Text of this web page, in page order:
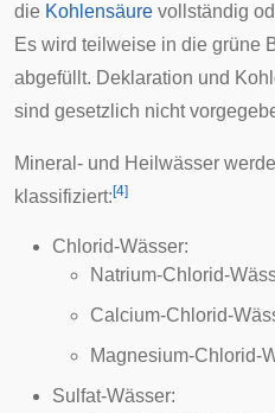
die Kohlensäure vollständig
Es wird teilweise in die grüne
abgefüllt. Deklaration und
sind gesetzlich nicht
Mineral- und Heilwässer
klassifiziert: [4]
Chlorid-Wässer:
Natrium-Chlorid-
Calcium-Chlorid-
Magnesium-Chlorid-
Sulfat-Wässer: